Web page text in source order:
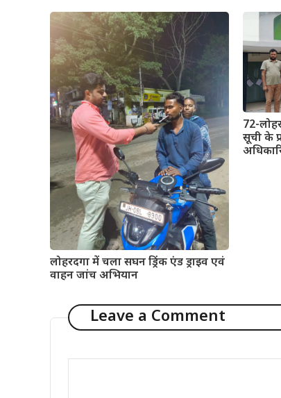
लोहरदगा में चला सघन ड्रिंक एंड ड्राइव एवं
वाहन जांच अभियान
72-
सूची के
Leave a Comment